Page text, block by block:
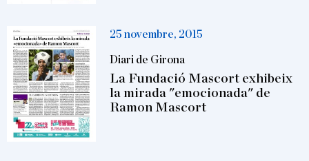
25 novembre, 2015
Diari de Girona
La Fundació Mascort exhibeix
la mirada "emocionada" de
Ramon Mascort